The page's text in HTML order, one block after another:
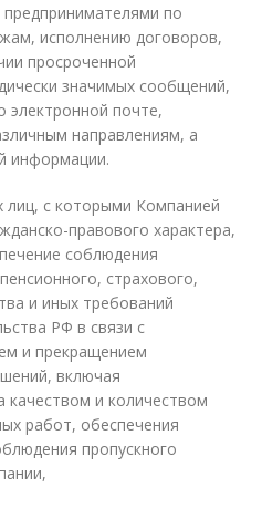
по
исполнению договоров,
просроченной
значимых сообщений,
электронной почте,
направлениям, а
информации.
с которыми Компанией
правового характера,
соблюдения
страхового,
и иных требований
РФ в связи с
и прекращением
включая
качеством и количеством
работ, обеспечения
пропускного